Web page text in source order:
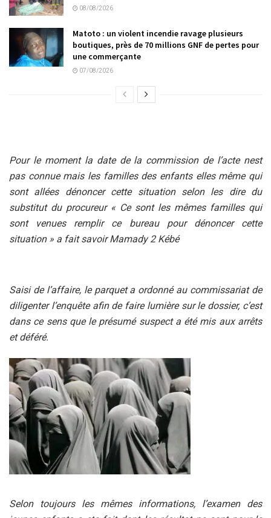
08/08/2026
Matoto : un violent incendie ravage plusieurs
boutiques, près de 70 millions GNF de pertes pour
une commerçante
07/08/2026
Pour le moment la date de la commission de l’acte nest
pas connue mais les familles des enfants elles même qui
sont allées dénoncer cette situation selon les dire du
substitut du procureur « Ce sont les mêmes familles qui
sont venues remplir ce bureau pour dénoncer cette
situation » a fait savoir Mamady 2 Kébé
Saisi de l’affaire, le parquet a ordonné au commissariat de
diligenter l’enquête afin de faire lumière sur le dossier, c’est
dans ce sens que le présumé suspect a été mis aux arrêts
et déféré.
Selon toujours les mêmes informations, l’examen des